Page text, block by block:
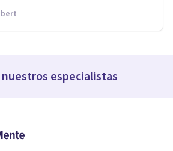
especialistas